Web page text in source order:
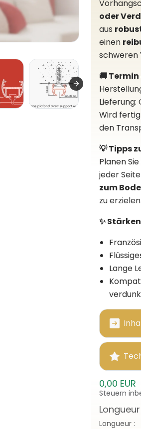
oder
aus
einen
schweren
🚚
Lieferung:
Wird
den
💡 Tipps
Planen
jeder
zum
zu
✨ Stärken
Lange
0,00 EUR
Steuern
Longueur :